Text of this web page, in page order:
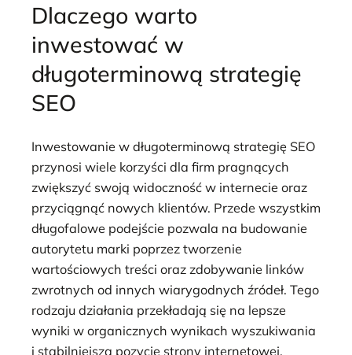
Dlaczego warto
inwestować w
długoterminową strategię
SEO
Inwestowanie w długoterminową strategię SEO
przynosi wiele korzyści dla firm pragnących
zwiększyć swoją widoczność w internecie oraz
przyciągnąć nowych klientów. Przede wszystkim
długofalowe podejście pozwala na budowanie
autorytetu marki poprzez tworzenie
wartościowych treści oraz zdobywanie linków
zwrotnych od innych wiarygodnych źródeł. Tego
rodzaju działania przekładają się na lepsze
wyniki w organicznych wynikach wyszukiwania
i stabilniejszą pozycję strony internetowej.